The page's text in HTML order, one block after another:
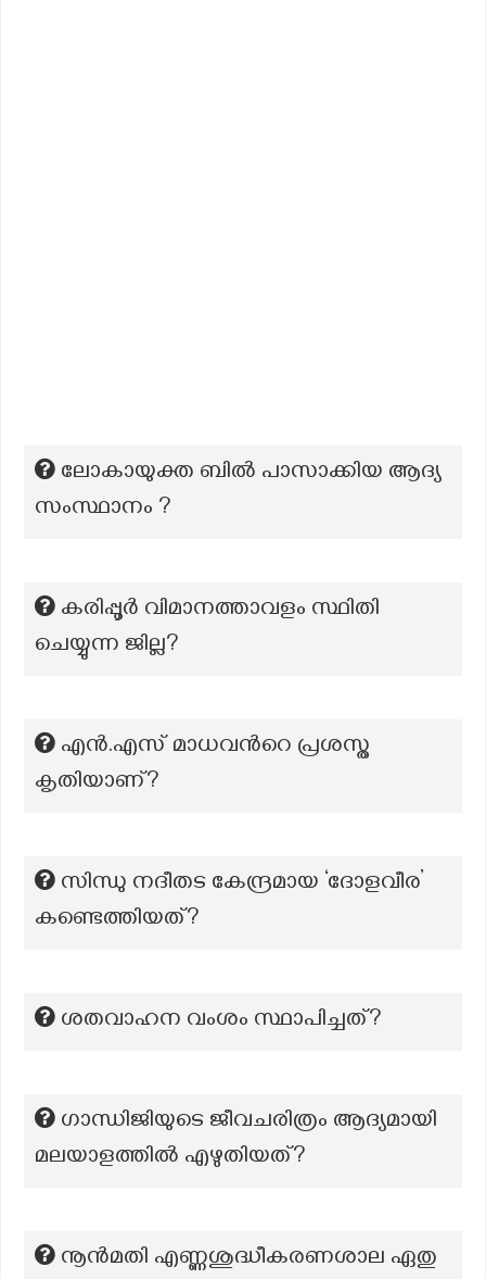
ലോകായുക്ത ബിൽ പാസാക്കിയ ആദ്യ
സംസ്ഥാനം ?
കരിപ്പൂര്‍ വിമാനത്താവളം സ്ഥിതി
ചെയ്യുന്ന ജില്ല?
എന്‍.എസ് മാധവന്‍റെ പ്രശസ്ത
കൃതിയാണ്?
സിന്ധു നദീതട കേന്ദ്രമായ ‘ദോളവീര’
കണ്ടെത്തിയത്?
ശതവാഹന വംശം സ്ഥാപിച്ചത്?
ഗാന്ധിജിയുടെ ജീവചരിത്രം ആദ്യമായി
മലയാളത്തിൽ എഴുതിയത്?
നൂൻമതി എണ്ണശുദ്ധീകരണശാല ഏതു